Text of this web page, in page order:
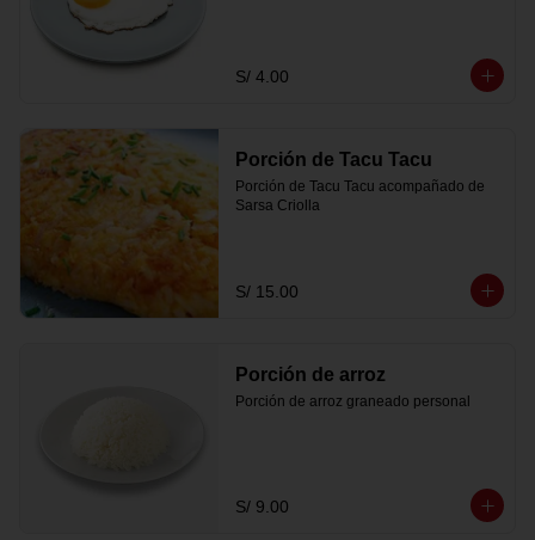
S/ 4.00
Porción de Tacu Tacu
Porción de Tacu Tacu acompañado de
Sarsa Criolla
S/ 15.00
Porción de arroz
Porción de arroz graneado personal
S/ 9.00